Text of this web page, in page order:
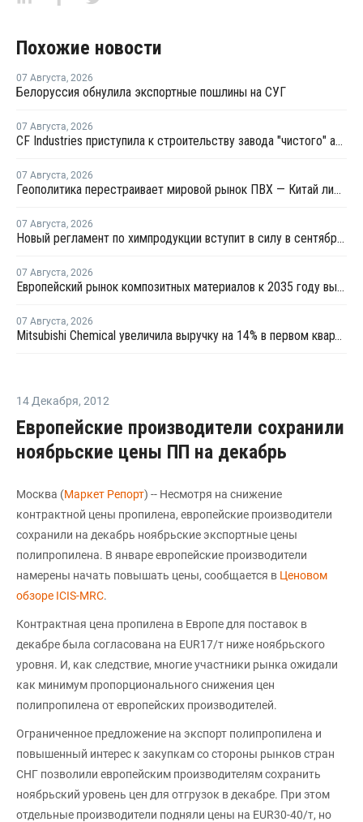
Похожие новости
07 Августа, 2026
Белоруссия обнулила экспортные пошлины на СУГ
07 Августа, 2026
CF Industries приступила к строительству завода "чистого" аммиака за USD4 миллиарда
07 Августа, 2026
Геополитика перестраивает мировой рынок ПВХ — Китай лидирует в экспорте
07 Августа, 2026
Новый регламент по химпродукции вступит в силу в сентябре 2027 года
07 Августа, 2026
Европейский рынок композитных материалов к 2035 году вырастет до USD47,5 млрд
07 Августа, 2026
Mitsubishi Chemical увеличила выручку на 14% в первом квартале японского финансового года
14 Декабря, 2012
Европейские производители сохранили
ноябрьские цены ПП на декабрь
Москва (Маркет Репорт) -- Несмотря на снижение
контрактной цены пропилена, европейские производители
сохранили на декабрь ноябрьские экспортные цены
полипропилена. В январе европейские производители
намерены начать повышать цены, сообщается в Ценовом
обзоре ICIS-MRC.
Контрактная цена пропилена в Европе для поставок в
декабре была согласована на EUR17/т ниже ноябрьского
уровня. И, как следствие, многие участники рынка ожидали
как минимум пропорционального снижения цен
полипропилена от европейских производителей.
Ограниченное предложение на экспорт полипропилена и
повышенный интерес к закупкам со стороны рынков стран
СНГ позволили европейским производителям сохранить
ноябрьский уровень цен для отгрузок в декабре. При этом
отдельные производители подняли цены на EUR30-40/т, но